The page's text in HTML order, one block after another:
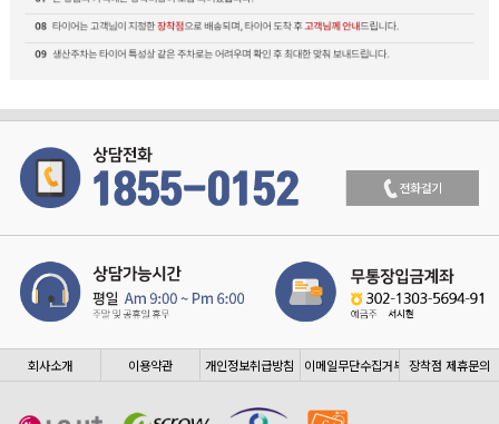
회사소개 이용약관 개인정보취급방침 이메일무단수집거부 장착점 제휴문의